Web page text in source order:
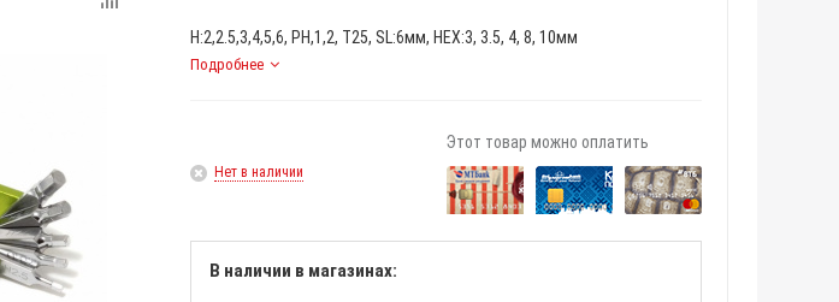
Н:2,2.5,3,4,5,6, PH,1,2, Т25, SL:6мм, HEX:3, 3.5, 4, 8, 10мм
Подробнее
Нет в наличии
Этот товар можно оплатить
В наличии в магазинах: